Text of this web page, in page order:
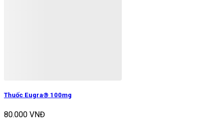
Thuốc Eugra® 100mg
80.000 VNĐ